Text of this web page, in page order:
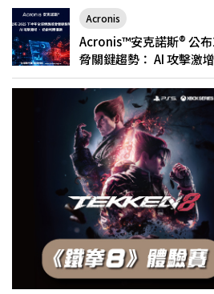
Acronis
Acronis™安克諾斯® 公
脅關鍵趨勢：